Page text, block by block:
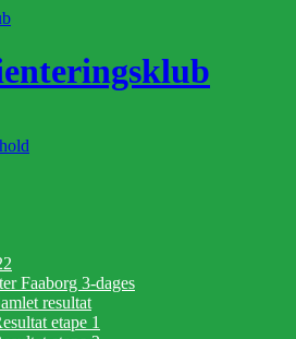
Faaborg 3-dages
resultat
etape 1